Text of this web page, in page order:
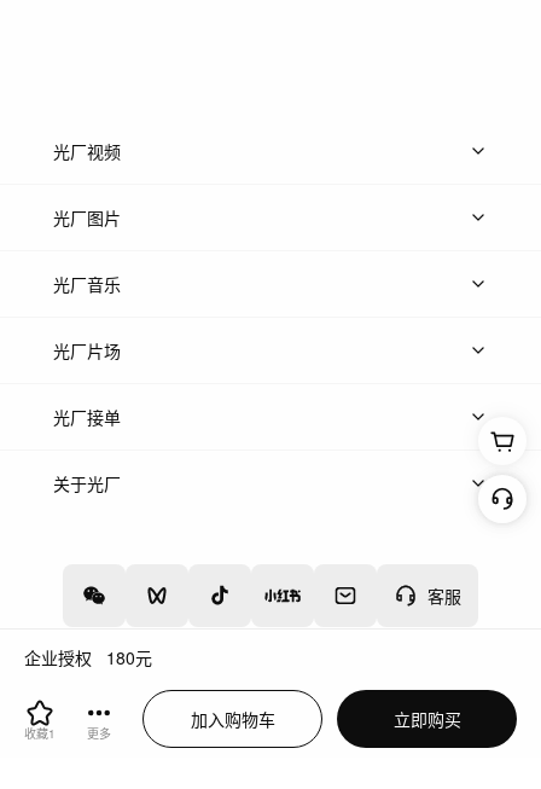
企业授权 180元
收藏1 更多
加入购物车 立即购买
客服
光厂视频
上传视频
光厂图片
上传图片
光厂音乐
热门音乐
光厂片场
上传案例
光厂接单
上架服务
关于光厂
增值电信业务经营许可证：川B2-20160192
蜀ICP备12020238号-4
川公网安备51019002000262
违法和不良信息举报中心